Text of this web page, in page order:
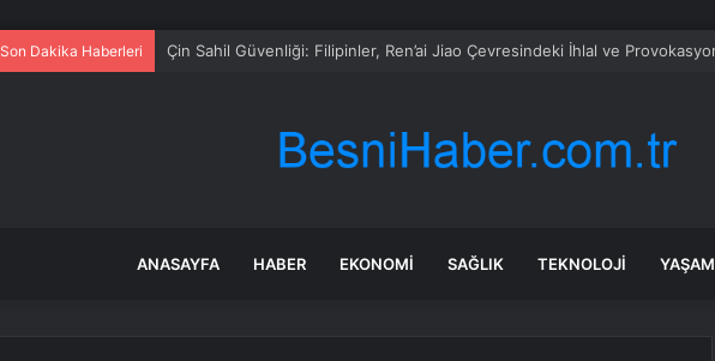
Son Dakika Haberleri 30 gün hastanede yatmış! Serdar Ortaç’tan üzen görüntü
ANASAYFA HABER EKONOMI SAĞLIK TEKNOLOJI YAŞAM